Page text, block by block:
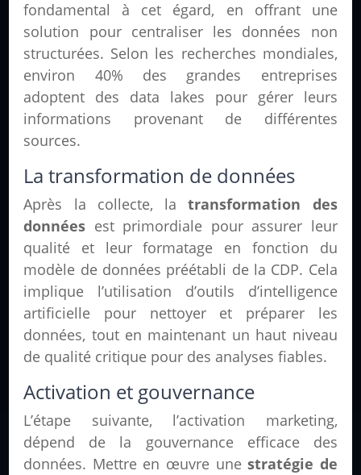
fondamental à cet égard, en offrant une
solution pour centraliser les données non
structurées. Selon les recherches mondiales,
environ 40% des grandes entreprises
adoptent des data lakes pour gérer leurs
informations provenant de différentes
sources.
La transformation de données
Après la collecte, latransformation des
données est primordiale pour assurer leur
qualité et leur formatage en fonction du
modèle de données préétabli de la CDP. Cela
implique l’utilisation d’outils d’intelligence
artificielle pour nettoyer et préparer les
données, tout en maintenant un haut niveau
de qualité critique pour des analyses fiables.
Activation et gouvernance
L’étape suivante, l’activation marketing,
dépend de la gouvernance efficace des
données. Mettre en œuvre unestratégie de